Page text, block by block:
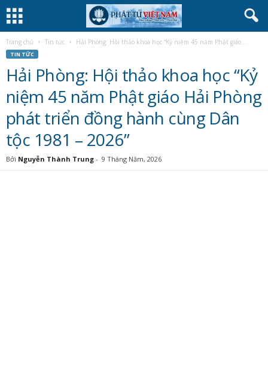
Trang chủ Tin tức Hải Phòng: Hội thảo khoa học “Kỷ niệm 45 năm Phật giáo...
TIN TỨC
Hải Phòng: Hội thảo khoa học “Kỷ
niệm 45 năm Phật giáo Hải Phòng
phát triển đồng hành cùng Dân
tộc 1981 – 2026”
Bởi Nguyễn Thành Trung - 9 Tháng Năm, 2026